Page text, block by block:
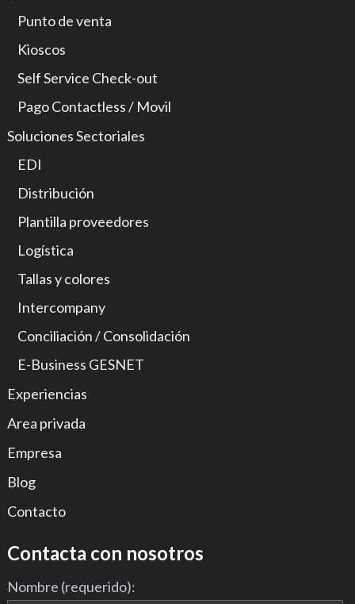
Punto de venta
Kioscos
Self Service Check-out
Pago Contactless / Movil
Soluciones Sectoriales
EDI
Distribución
Plantilla proveedores
Logística
Tallas y colores
Intercompany
Conciliación / Consolidación
E-Business GESNET
Experiencias
Area privada
Empresa
Blog
Contacto
Contacta con nosotros
Nombre (requerido):